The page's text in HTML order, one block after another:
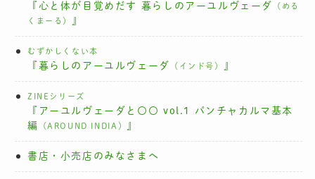
『心と体が目覚めだす 暮らしのアーユルヴェーダ
（める
くまーる）
』
むずかしくない本
『暮らしのアーユルヴェーダ （インド号） 』
ZINEシリーズ
『アーユルヴェーダと〇〇 vol.1 パンチャカルマ基本
編
（AROUND INDIA） 』
書店・小売店のみなさまへ